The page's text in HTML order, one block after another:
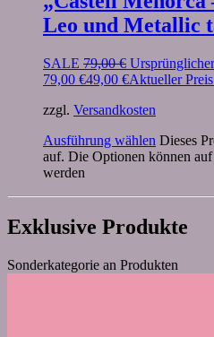
Leo und Metallic
SALE 79,00€
79,00 €49,00 €Aktueller
zzgl. Versandkosten
Ausführung wählen Dieses
auf. Die Optionen können
werden
Exklusive Produkte
Sonderkategorie an Produkten